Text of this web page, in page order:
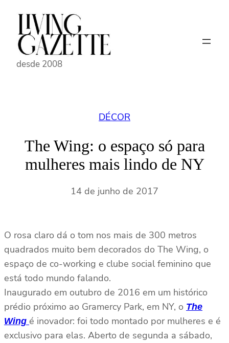
Pular
conteúdo
desde 2008
DÉCOR
The Wing: o espaço só para
mulheres mais lindo de NY
14 de junho de 2017
O rosa claro dá o tom nos mais de 300 metros
quadrados muito bem decorados do The Wing, o
espaço de co-working e clube social feminino que
está todo mundo falando.
Inaugurado em outubro de 2016 em um histórico
prédio próximo ao Gramercy Park, em NY, o The
Wing é inovador: foi todo montado por mulheres e é
exclusivo para elas. Aberto de segunda a sábado,